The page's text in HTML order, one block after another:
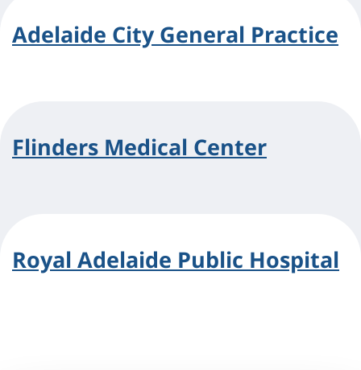
Adelaide City General Practice
Flinders Medical Center
Royal Adelaide Public Hospital